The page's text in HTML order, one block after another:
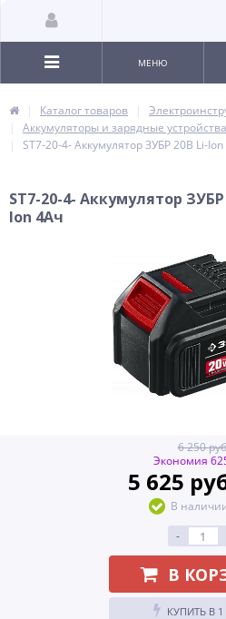
МЕНЮ
Каталог товаров
Аккумуляторы и зарядные устройства
ST7-20-4- Аккумулятор ЗУБР 20В Li-
ST7-20-4- Аккумулятор ЗУБР
Ion 4Ач
6 250
Экономия
5 625
В
-
В
КУПИТЬ В